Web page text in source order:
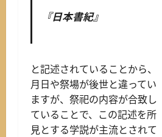
『日本書紀』
と記述されていることから、
月日や祭場が後世と違ってい
ますが、祭祀の内容が合致し
ていることで、この記述を所
見とする学説が主流とされて